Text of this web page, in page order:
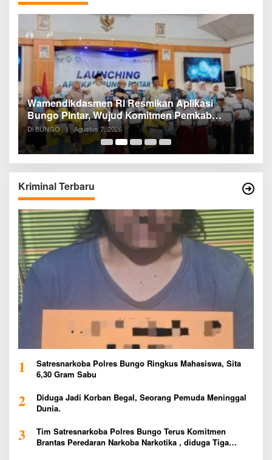
Wamendikdasmen RI Resmikan Aplikasi
Bungo Pintar, Wujud Komitmen Pemkab
Bungo Tingkatkan Mutu Pendidikan
Di BUNGO | Agustus 7, 2026
Kriminal Terbaru
1
Satresnarkoba Polres Bungo Ringkus Mahasiswa, Sita
6,30 Gram Sabu
2
Diduga Jadi Korban Begal, Seorang Pemuda Meninggal
Dunia.
3
Tim Satresnarkoba Polres Bungo Terus Komitmen
Brantas Peredaran Narkoba Narkotika , diduga Tiga